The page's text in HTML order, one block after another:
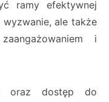
ramy efektywnej
ale także
i
oraz dostęp do